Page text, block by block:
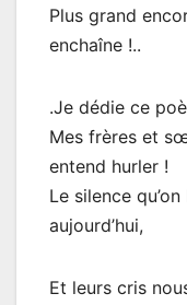
Plus grand
enchaîne !..
.Je dédie ce
Mes frères et
entend hurler !
Le silence
aujourd’hui,
Et leurs cris